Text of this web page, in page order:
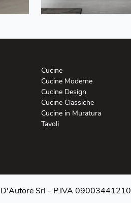
Cucine
Cucine Moderne
Cucine Design
Cucine Classiche
Cucine in Muratura
Tavoli
Srl - P.IVA 09003441210